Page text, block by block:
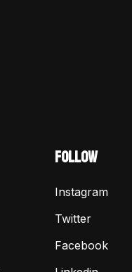
FOLLOW
Instagram
Twitter
Facebook